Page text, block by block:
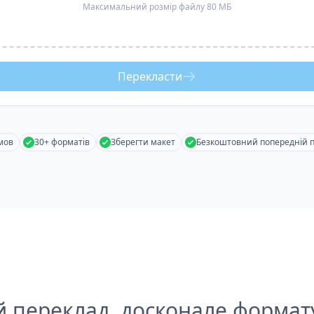
Максимальний розмір файлу 80 МБ
Перекласти
30+ форматів Зберегти макет Безкоштовний попередній